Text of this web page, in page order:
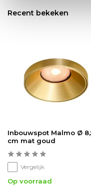
Recent bekeken
Inbouwspot Malmo Ø
cm mat goud
Vergelijk
Op voorraad